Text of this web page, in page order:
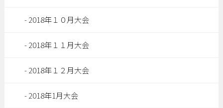
2018年１０月大会
2018年１１月大会
2018年１２月大会
2018年1月大会